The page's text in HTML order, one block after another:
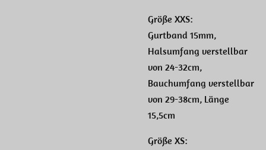
Größe XXS:
Gurtband 15mm,
Halsumfang verstellbar
von 24-32cm,
Bauchumfang verstellbar
von 29-38cm, Länge
15,5cm
Größe XS: